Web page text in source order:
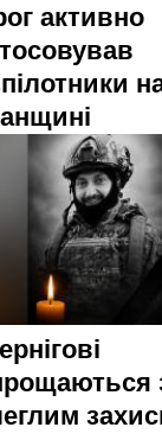
активно